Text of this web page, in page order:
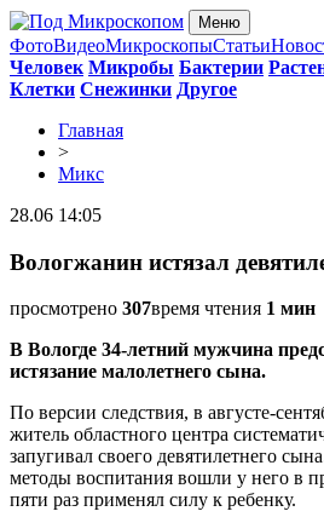
Меню
ФотоВидеоМикроскопыСтатьи
Человек Микробы Бактерии
Клетки Снежинки Другое
Главная
>
Микс
28.06 14:05
Вологжанин истязал
просмотрено 307время чтения 1 мин
В Вологде 34-летний мужчина
истязание малолетнего сына.
По версии следствия, в августе-
житель областного центра
запугивал своего девятилетнего
методы воспитания вошли у него в
пяти раз применял силу к ребенку.